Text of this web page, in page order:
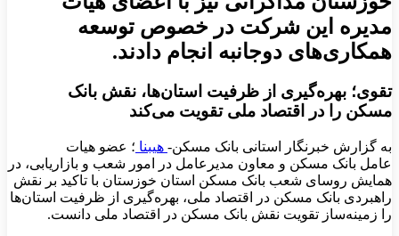
مدیره این شرکت در خصوص توسعه
همکاری‌های دوجانبه انجام دادند.
تقوی؛ بهره‌گیری از ظرفیت استان‌ها، نقش بانک
مسکن را در اقتصاد ملی تقویت می‌کند
به گزارش خبرنگار استانی بانک مسکن- هیبنا ؛ عضو هیات
عامل بانک مسکن و معاون مدیرعامل در امور شعب و بازاریابی، در
همایش روسای شعب بانک مسکن استان خوزستان با تاکید بر نقش
راهبردی بانک مسکن در اقتصاد ملی، بهره‌گیری از ظرفیت استان‌ها
را زمینه‌ساز تقویت نقش بانک مسکن در اقتصاد ملی دانست.